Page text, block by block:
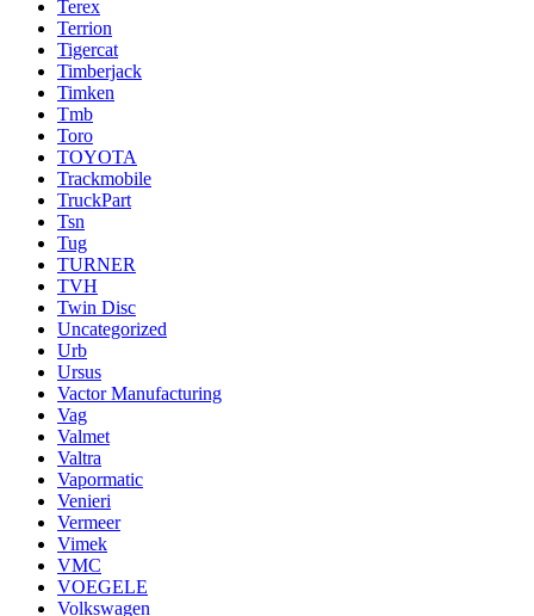
Terex
Terrion
Tigercat
Timberjack
Timken
Tmb
Toro
TOYOTA
Trackmobile
TruckPart
Tsn
Tug
TURNER
TVH
Twin Disc
Uncategorized
Urb
Ursus
Vactor Manufacturing
Vag
Valmet
Valtra
Vapormatic
Venieri
Vermeer
Vimek
VMC
VOEGELE
Volkswagen